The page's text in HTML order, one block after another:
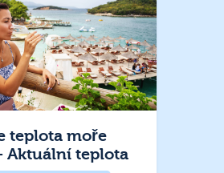
teplota moře
Aktuální teplota